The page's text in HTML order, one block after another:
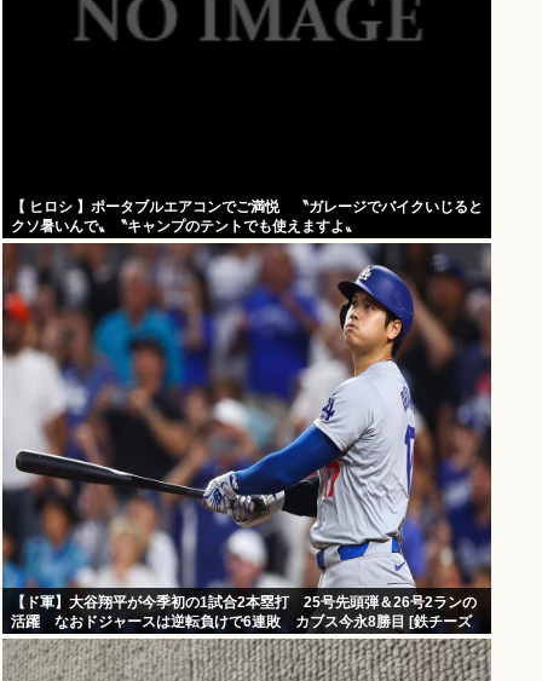
【 ヒロシ 】ポータブルエアコンでご満悦 〝ガレージでバイクいじると
クソ暑いんで〟〝キャンプのテントでも使えますよ〟
【ド軍】大谷翔平が今季初の1試合2本塁打 25号先頭弾＆26号2ランの
活躍 なおドジャースは逆転負けで6連敗 カブス今永8勝目 [鉄チーズ
烏★]